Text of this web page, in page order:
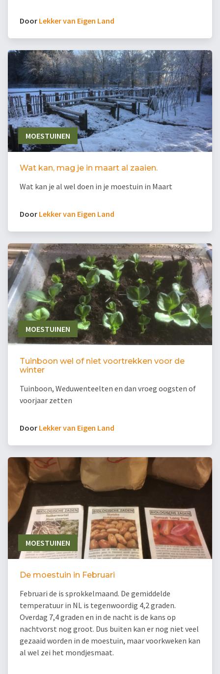
Door Lekker van Eigen Land
MOESTUINEN
Wat kan, mag je in maart al zaaien.
Wat kan je al wel doen in je moestuin in Maart
Door Lekker van Eigen Land
MOESTUINEN
Tuinboon wel of niet voortrekken voor de
winter
Tuinboon, Weduwenteelten en dan vroeg oogsten of
voorjaar zetten
Door Lekker van Eigen Land
MOESTUINEN
De moestuin in Februari
Februari de is sprokkelmaand. De gemiddelde
temperatuur in NL is tegenwoordig 4,2 graden.
Overdag 7,4 graden en in de nacht is de kans op
nachtvorst nog groot. Dus buiten kan er nog niet veel
gezaaid worden in de moestuin, maar voorkweken kan
al wel zei het mondjesmaat.